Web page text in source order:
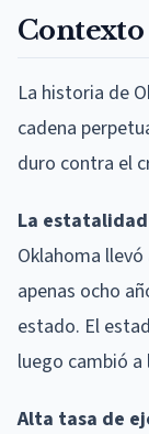
La historia de
cadena
duro contra el
La
Oklahoma
apenas ocho
estado. El
luego cambió a
Alta tasa de